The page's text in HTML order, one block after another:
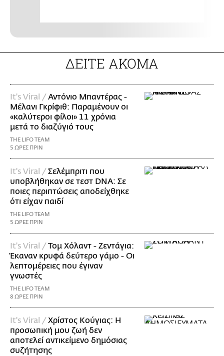
ΔΕΙΤΕ ΑΚΟΜΑ
It's Viral /Αντόνιο Μπαντέρας -
Μέλανι Γκρίφιθ: Παραμένουν οι
«καλύτεροι φίλοι» 11 χρόνια
μετά το διαζύγιό τους
THE LIFO TEAM
5 ΩΡΕΣ ΠΡΙΝ
It's Viral /Σελέμπριτι που
υποβλήθηκαν σε τεστ DNA: Σε
ποιες περιπτώσεις αποδείχθηκε
ότι είχαν παιδί
THE LIFO TEAM
5 ΩΡΕΣ ΠΡΙΝ
It's Viral /Τομ Χόλαντ - Ζεντάγια:
Έκαναν κρυφά δεύτερο γάμο - Οι
λεπτομέρειες που έγιναν
γνωστές
THE LIFO TEAM
8 ΩΡΕΣ ΠΡΙΝ
It's Viral /Χρίστος Κούγιας: Η
προσωπική μου ζωή δεν
αποτελεί αντικείμενο δημόσιας
συζήτησης